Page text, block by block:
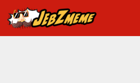
Przejdź
do